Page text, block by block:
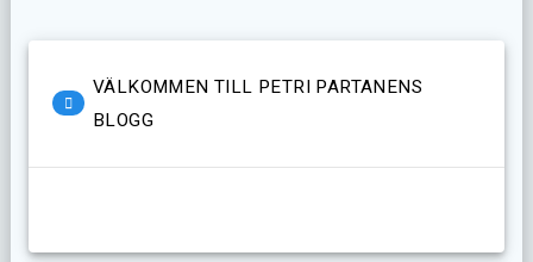
VÄLKOMMEN TILL PETRI PARTANENS
BLOGG